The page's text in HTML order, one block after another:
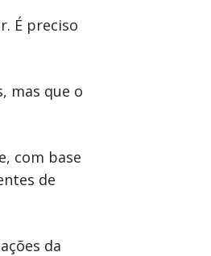
É preciso
mas que o
com base
de
da